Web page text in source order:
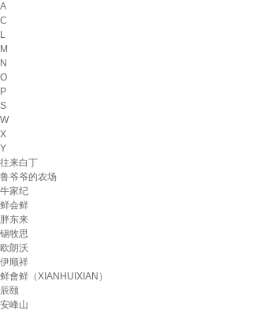
A
C
L
M
N
O
P
S
W
X
Y
往来白丁
鲁爷爷的农场
牛家纪
鲜会鲜
胖东来
锡牧思
欧朗沃
伊顺祥
鲜會鲜（XIANHUIXIAN）
辰颐
安峰山